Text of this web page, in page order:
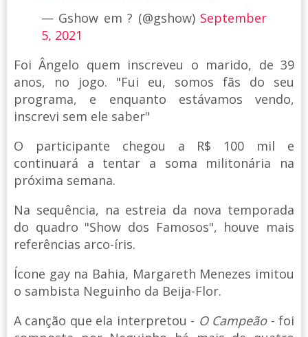
— Gshow em ? (@gshow) September
5, 2021
Foi Ângelo quem inscreveu o marido, de 39
anos, no jogo. "Fui eu, somos fãs do seu
programa, e enquanto estávamos vendo,
inscrevi sem ele saber"
O participante chegou a R$ 100 mil e
continuará a tentar a soma militonária na
próxima semana.
Na sequência, na estreia da nova temporada
do quadro "Show dos Famosos", houve mais
referências arco-íris.
Ícone gay na Bahia, Margareth Menezes imitou
o sambista Neguinho da Beija-Flor.
A canção que ela interpretou - O Campeão- foi